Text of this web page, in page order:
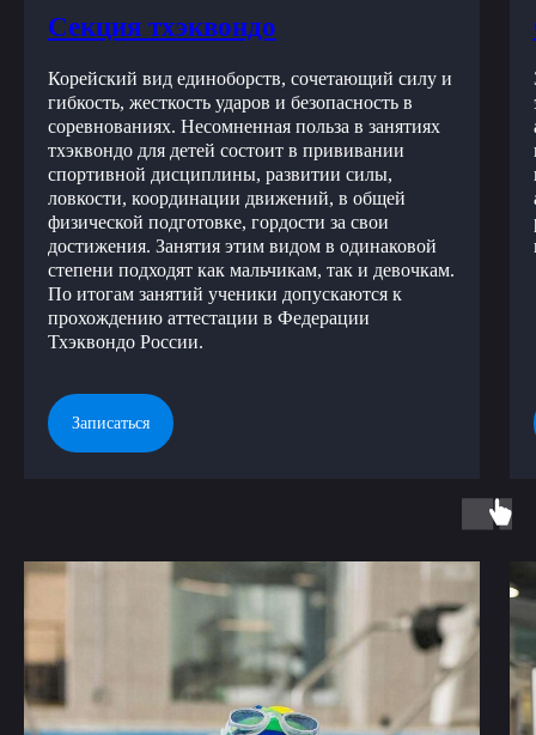
Секция тхэквондо
Корейский вид единоборств, сочетающий силу и
гибкость, жесткость ударов и безопасность в
соревнованиях. Несомненная польза в занятиях
тхэквондо для детей состоит в прививании
спортивной дисциплины, развитии силы,
ловкости, координации движений, в общей
физической подготовке, гордости за свои
достижения. Занятия этим видом в одинаковой
степени подходят как мальчикам, так и девочкам.
По итогам занятий ученики допускаются к
прохождению аттестации в Федерации
Тхэквондо России.
Записаться